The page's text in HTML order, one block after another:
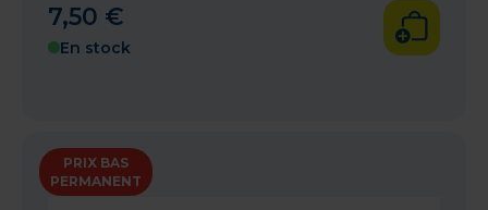
7,50 €
En stock
PRIX BAS
PERMANENT